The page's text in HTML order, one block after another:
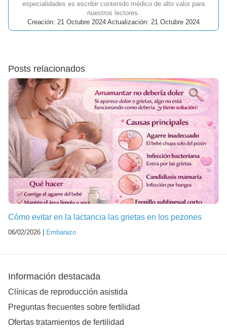
especialidades es escribir contenido médico de alto valor para
nuestros lectores.
Creación: 21 Octubre 2024 Actualización: 21 Octubre 2024
Posts relacionados
Cómo evitar en la lactancia las grietas en los pezones
06/02/2026 | Embarazo
Información destacada
Clínicas de reproducción asistida
Preguntas frecuentes sobre fertilidad
Ofertas tratamientos de fertilidad